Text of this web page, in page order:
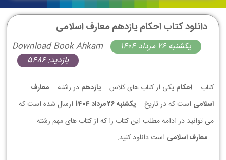
دانلود کتاب احکام یازدهم معارف اسلامی
Download Book Ahkam
يكشنبه 26 مرداد 1404
بازدید: 5486
کتاب احکام یکی از کتاب های کلاس یازدهم در رشته
معارف
اسلامی است که در تاریخ يكشنبه 26 مرداد 1404
ارسال شده است که
می توانید در ادامه مطلب این کتاب را که از کتاب های مهم رشته
معارف اسلامی است دانلود کنید.